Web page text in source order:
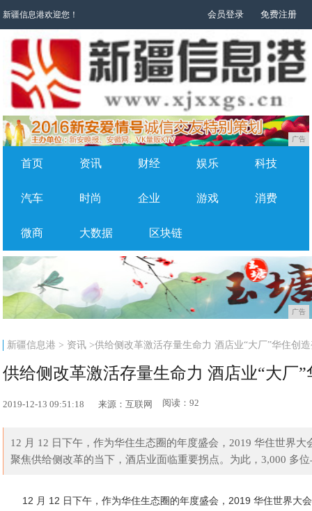
新疆信息港欢迎您！ 会员登录 免费注册
广告
首页 资讯 财经 娱乐 科技
汽车 时尚 企业 游戏 消费
微商 大数据 区块链
广告
新疆信息港 > 资讯 >供给侧改革激活存量生命力 酒店业“大厂”华住创
供给侧改革激活存量生命力 酒店业“大厂
2019-12-13 09:51:18 来源：互联网 阅读：92
12 月 12 日下午，作为华住生态圈的年度盛会，2019 华住世界
聚焦供给侧改革的当下，酒店业面临重要拐点。为此，3,000 多
12 月 12 日下午，作为华住生态圈的年度盛会，2019 华住世界大